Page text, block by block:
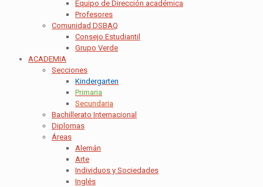
Equipo de Dirección académica
Profesores
Comunidad DSBAQ
Consejo Estudiantil
Grupo Verde
ACADEMIA
Secciones
Kindergarten
Primaria
Secundaria
Bachillerato Internacional
Diplomas
Áreas
Alemán
Arte
Individuos y Sociedades
Inglés